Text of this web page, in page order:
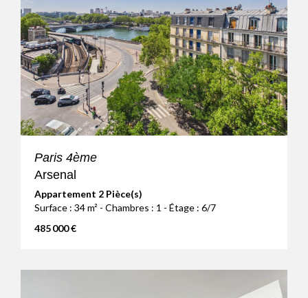
Paris 4ème
Arsenal
Appartement 2 Pièce(s)
Surface : 34 m² - Chambres : 1 - Étage : 6/7
485 000 €